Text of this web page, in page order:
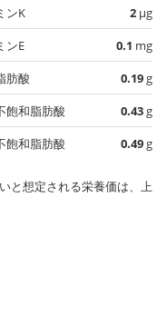
ンK
2 µg
ンE
0.1 mg
肪酸
0.19g
飽和脂肪酸
0.43g
飽和脂肪酸
0.49g
と想定される栄養価は、上